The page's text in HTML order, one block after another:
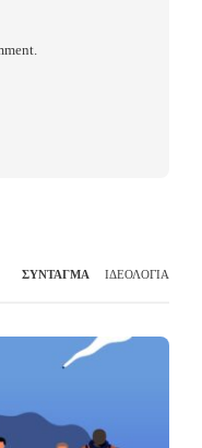
ΣΥΝΤΑΓΜΑ ΙΔΕΟΛΟΓΙΑ